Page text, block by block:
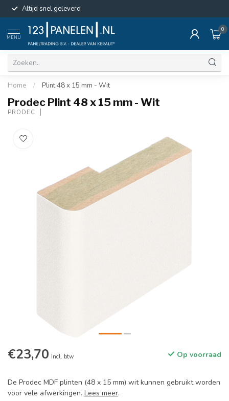
Altijd snel geleverd
MENU
0
Home / Plint 48 x 15 mm - Wit
Prodec Plint 48 x 15 mm - Wit
PRODEC
€23,70 Incl. btw Op voorraad
De Prodec MDF plinten (48 x 15 mm) wit kunnen gebruikt worden
voor vele afwerkingen. Lees meer.